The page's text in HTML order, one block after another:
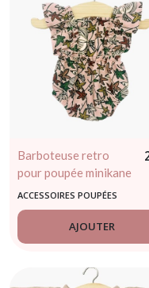
Barboteuse retro
pour poupée minikane
/ Paola Reina
ACCESSOIRES POUPÉES
AJOUTER